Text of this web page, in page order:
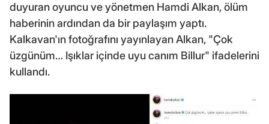
duyuran oyuncu ve yönetmen Hamdi Alkan, ölüm
haberinin ardından da bir paylaşım yaptı.
Kalkavan'ın fotoğrafını yayınlayan Alkan, "Çok
üzgünüm… Işıklar içinde uyu canım Billur" ifadelerini
kullandı.